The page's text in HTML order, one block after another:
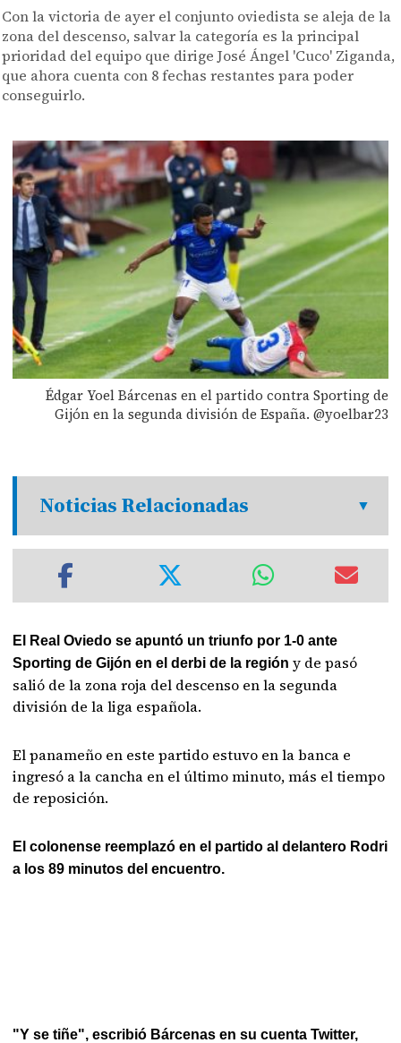
Con la victoria de ayer el conjunto oviedista se aleja de la
zona del descenso, salvar la categoría es la principal
prioridad del equipo que dirige José Ángel 'Cuco' Ziganda,
que ahora cuenta con 8 fechas restantes para poder
conseguirlo.
Édgar Yoel Bárcenas en el partido contra Sporting de
Gijón en la segunda división de España. @yoelbar23
Noticias Relacionadas
El Real Oviedo se apuntó un triunfo por 1-0 ante
Sporting de Gijón en el derbi de la regióny de pasó
salió de la zona roja del descenso en la segunda
división de la liga española.
El panameño en este partido estuvo en la banca e
ingresó a la cancha en el último minuto, más el tiempo
de reposición.
El colonense reemplazó en el partido al delantero Rodri
a los 89 minutos del encuentro.
"Y se tiñe", escribió Bárcenas en su cuenta Twitter,